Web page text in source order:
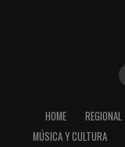
HOME REGIONAL
MÚSICA Y CULTURA